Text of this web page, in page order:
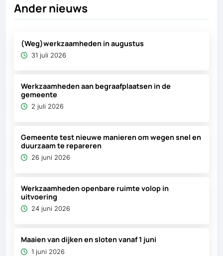
Ander nieuws
(Weg)werkzaamheden in augustus
31 juli 2026
Werkzaamheden aan begraafplaatsen in de
gemeente
2 juli 2026
Gemeente test nieuwe manieren om wegen snel en
duurzaam te repareren
26 juni 2026
Werkzaamheden openbare ruimte volop in
uitvoering
24 juni 2026
Maaien van dijken en sloten vanaf 1 juni
1 juni 2026